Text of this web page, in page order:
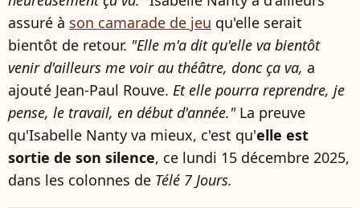
assuré à son camarade de jeu qu'elle serait
bientôt de retour. "Elle m'a dit qu'elle va bientôt
venir d'ailleurs me voir au théâtre, donc ça va, a
ajouté Jean-Paul Rouve. Et elle pourra reprendre, je
pense, le travail, en début d'année."La preuve
qu'Isabelle Nanty va mieux, c'est qu'elle est
sortie de son silence, ce lundi 15 décembre 2025,
dans les colonnes de Télé 7 Jours.